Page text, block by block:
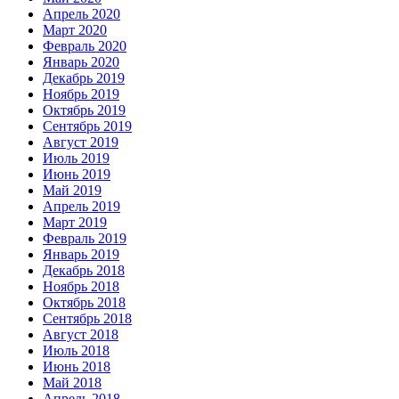
Апрель 2020
Март 2020
Февраль 2020
Январь 2020
Декабрь 2019
Ноябрь 2019
Октябрь 2019
Сентябрь 2019
Август 2019
Июль 2019
Июнь 2019
Май 2019
Апрель 2019
Март 2019
Февраль 2019
Январь 2019
Декабрь 2018
Ноябрь 2018
Октябрь 2018
Сентябрь 2018
Август 2018
Июль 2018
Июнь 2018
Май 2018